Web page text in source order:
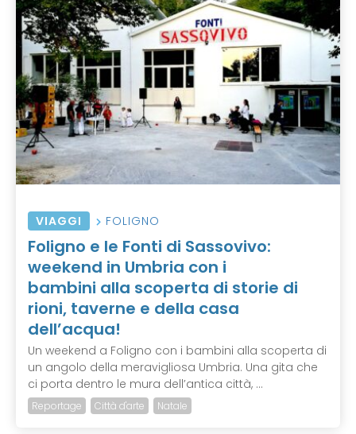
VIAGGI FOLIGNO
Foligno e le Fonti di Sassovivo:
weekend in Umbria con i
bambini alla scoperta di storie di
rioni, taverne e della casa
dell’acqua!
Un weekend a Foligno con i bambini alla scoperta di
un angolo della meravigliosa Umbria. Una gita che
ci porta dentro le mura dell’antica città, ...
Reportage Città d'arte Natale